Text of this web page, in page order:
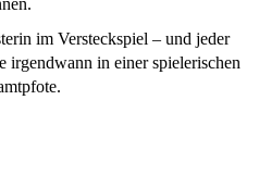
im Versteckspiel – und jeder
irgendwann in einer spielerischen